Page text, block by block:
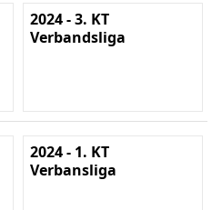
2024 - 3. KT
Verbandsliga
2024 - 1. KT
Verbansliga